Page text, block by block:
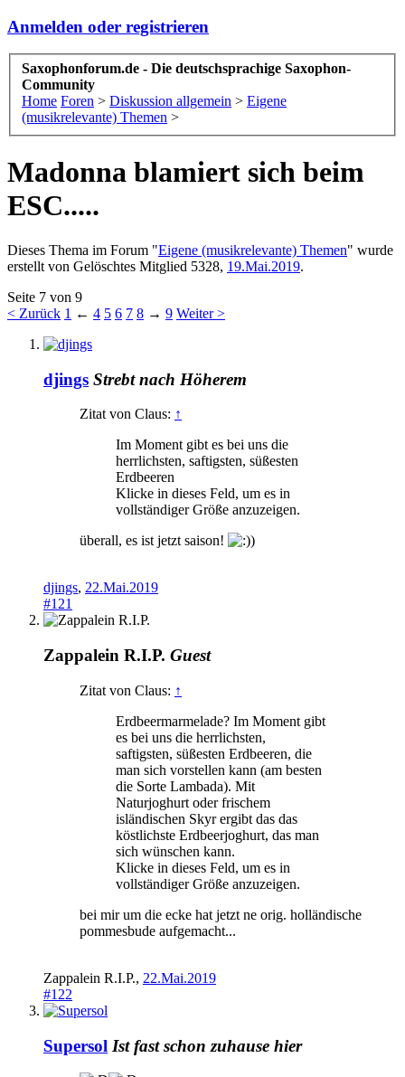
Anmelden oder registrieren
Saxophonforum.de - Die deutschsprachige Saxophon-
Community
Home Foren > Diskussion allgemein > Eigene
(musikrelevante) Themen >
Madonna blamiert sich beim
ESC.....
Dieses Thema im Forum "Eigene (musikrelevante) Themen" wurde
erstellt von Gelöschtes Mitglied 5328, 19.Mai.2019.
Seite 7 von 9
< Zurück 1 ← 4 5 6 7 8 → 9 Weiter >
djings Strebt nach Höherem
Zitat von Claus: ↑
Im Moment gibt es bei uns die
herrlichsten, saftigsten, süßesten
Erdbeeren
Klicke in dieses Feld, um es in
vollständiger Größe anzuzeigen.
überall, es ist jetzt saison!
)
djings, 22.Mai.2019
#121
Zappalein R.I.P. Guest
Zitat von Claus: ↑
Erdbeermarmelade? Im Moment gibt
es bei uns die herrlichsten,
saftigsten, süßesten Erdbeeren, die
man sich vorstellen kann (am besten
die Sorte Lambada). Mit
Naturjoghurt oder frischem
isländischen Skyr ergibt das das
köstlichste Erdbeerjoghurt, das man
sich wünschen kann.
Klicke in dieses Feld, um es in
vollständiger Größe anzuzeigen.
bei mir um die ecke hat jetzt ne orig. holländische
pommesbude aufgemacht...
Zappalein R.I.P., 22.Mai.2019
#122
Supersol Ist fast schon zuhause hier